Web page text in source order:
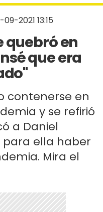
09-2021 13:15
quebró en
que era
contenerse en
y se refirió
a Daniel
para ella haber
Mira el